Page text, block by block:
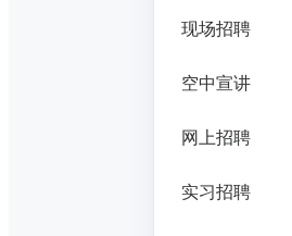
现场招聘
空中宣讲
网上招聘
实习招聘